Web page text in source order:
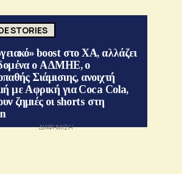
STORIES
boost στο ΧΑ, αλλάζει
ο ΑΔΜΗΕ, ο
Σιάμισιης, ανοιχτή
με Αφρική για Coca Cola,
ζημιές οι shorts στη